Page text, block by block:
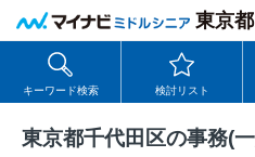
東京都
キーワード検索 検討リスト